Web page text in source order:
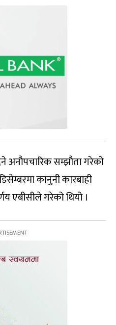
अनौपचारिक सम्झौता गरेको
कानुनी कारबाही
एबीसीले गरेको थियो ।